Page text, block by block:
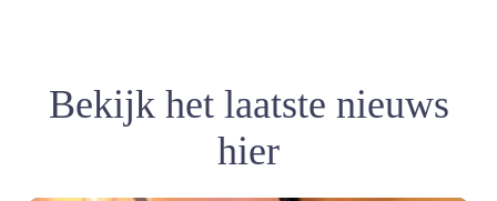
Bekijk het laatste nieuws
hier